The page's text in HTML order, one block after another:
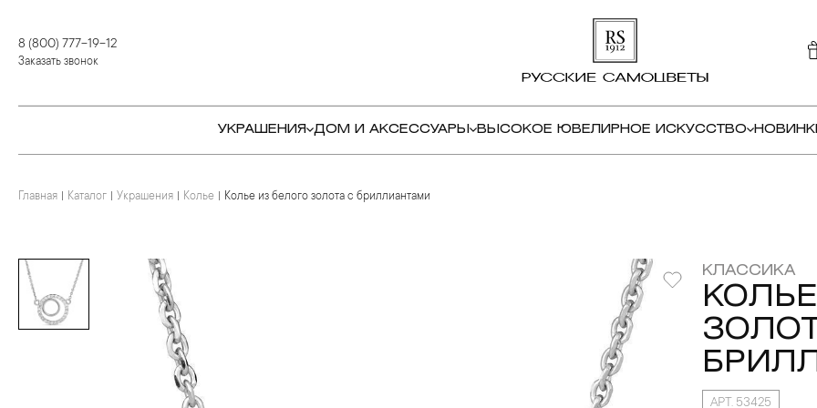
8 (800) 777-19-12
Заказать звонок
УКРАШЕНИЯ
КОЛЬЦА
ПОДВЕСКИ И КРЕСТЫ
БРОШИ
ДОМ И АКСЕССУАРЫ
СТОЛОВЫЕ ПРИБОРЫ
ДЛЯ ЧАЯ
ДЛЯ КОФЕ
ВЫСОКОЕ ЮВЕЛИРНОЕ ИСКУССТВО
КОЛЬЦА
БРАСЛЕТЫ
КОЛЬЕ И ПОДВЕСКИ
Главная Каталог Украшения Колье Колье из белого золота с бриллиантами
КЛАССИКА
АРТ. 53425